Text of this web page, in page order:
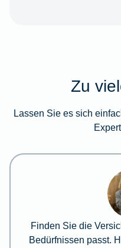
Zu
Lassen Sie es sich
Finden Sie die
Bedürfnissen passt.